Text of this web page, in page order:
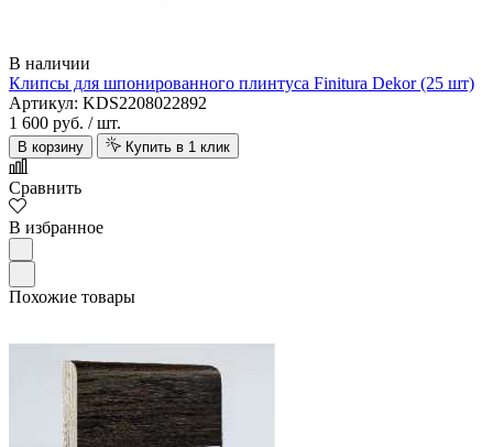
В наличии
Клипсы для шпонированного плинтуса Finitura Dekor (25 шт)
Артикул: KDS2208022892
1 600 руб. / шт.
В корзину Купить в 1 клик
Сравнить
В избранное
Похожие товары